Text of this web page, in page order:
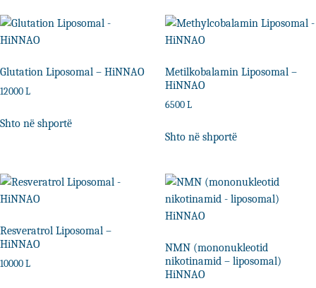
Glutation Liposomal – HiNNAO
12000 L
Shto në shportë
Metilkobalamin Liposomal –
HiNNAO
6500 L
Shto në shportë
Resveratrol Liposomal –
HiNNAO
10000 L
NMN (mononukleotid
nikotinamid – liposomal)
HiNNAO